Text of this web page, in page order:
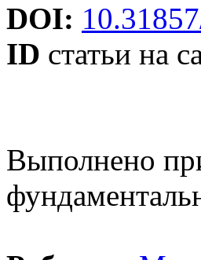
DOI:
ID статьи на
Выполнено